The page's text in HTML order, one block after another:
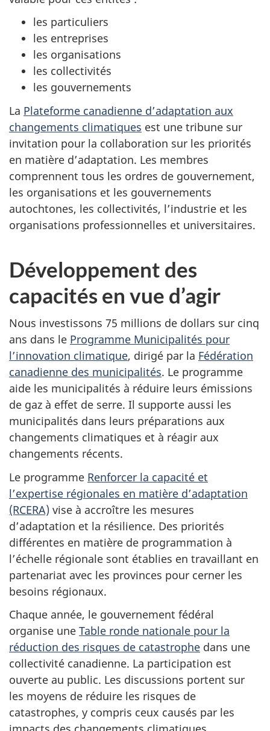
les particuliers
les entreprises
les organisations
les collectivités
les gouvernements
La Plateforme canadienne d’adaptation aux
changements climatiques est une tribune sur
invitation pour la collaboration sur les priorités
en matière d’adaptation. Les membres
comprennent tous les ordres de gouvernement,
les organisations et les gouvernements
autochtones, les collectivités, l’industrie et les
organisations professionnelles et universitaires.
Développement des
capacités en vue d’agir
Nous investissons 75 millions de dollars sur cinq
ans dans le Programme Municipalités pour
l’innovation climatique, dirigé par la Fédération
canadienne des municipalités. Le programme
aide les municipalités à réduire leurs émissions
de gaz à effet de serre. Il supporte aussi les
municipalités dans leurs préparations aux
changements climatiques et à réagir aux
changements récents.
Le programme Renforcer la capacité et
l’expertise régionales en matière d’adaptation
(RCERA) vise à accroître les mesures
d’adaptation et la résilience. Des priorités
différentes en matière de programmation à
l’échelle régionale sont établies en travaillant en
partenariat avec les provinces pour cerner les
besoins régionaux.
Chaque année, le gouvernement fédéral
organise une Table ronde nationale pour la
réduction des risques de catastrophe dans une
collectivité canadienne. La participation est
ouverte au public. Les discussions portent sur
les moyens de réduire les risques de
catastrophes, y compris ceux causés par les